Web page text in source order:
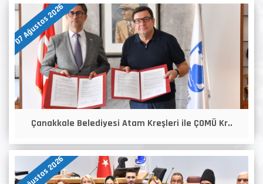
07 Ağustos 2026
Çanakkale Belediyesi Atam Kreşleri ile ÇOMÜ Kr..